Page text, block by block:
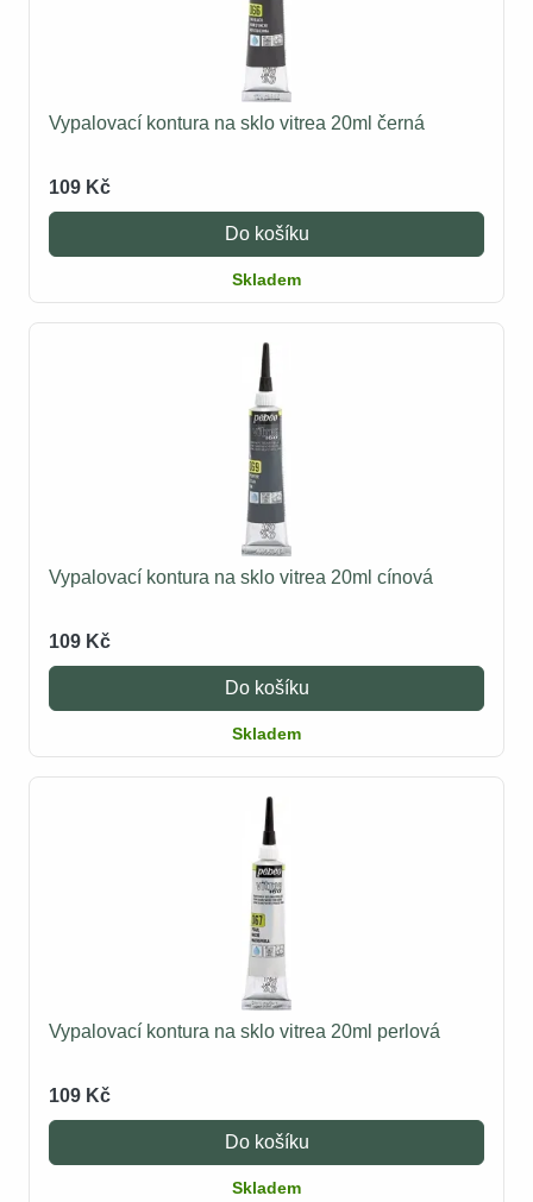
Vypalovací kontura na sklo vitrea 20ml černá
109 Kč
Do košíku
Skladem
Vypalovací kontura na sklo vitrea 20ml cínová
109 Kč
Do košíku
Skladem
Vypalovací kontura na sklo vitrea 20ml perlová
109 Kč
Do košíku
Skladem